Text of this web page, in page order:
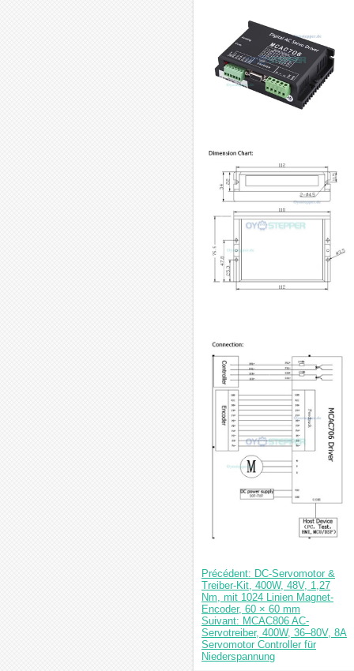
Précédent: DC-Servomotor &
Treiber-Kit, 400W, 48V, 1,27
Nm, mit 1024 Linien Magnet-
Encoder, 60 × 60 mm
Suivant: MCAC806 AC-
Servotreiber, 400W, 36–80V, 8A
Servomotor Controller für
Niederspannung